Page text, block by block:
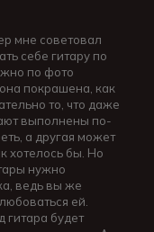
мне советовал
себе гитару по
по фото
покрашена, как
то, что даже
выполнены по-
а другая может
хотелось бы. Но
нужно
ведь вы же
ей.
гитара будет